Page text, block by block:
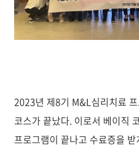
2023년 제8기 M&L심리치료
코스가 끝났다. 이로서 베이직
프로그램이 끝나고 수료증을 받